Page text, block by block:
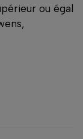
ou égal